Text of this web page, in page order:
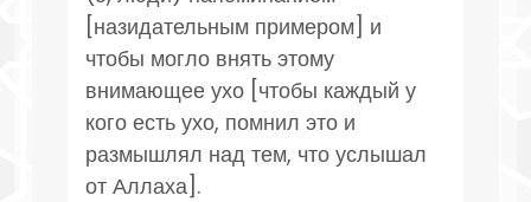
[назидательным примером] и
чтобы могло внять этому
внимающее ухо [чтобы каждый у
кого есть ухо, помнил это и
размышлял над тем, что услышал
от Аллаха].